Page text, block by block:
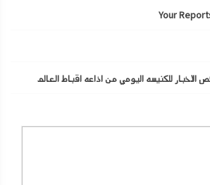
الاخبار للكنيسه اليومي من اذاعه اقباط العالم